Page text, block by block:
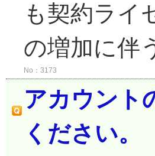
も契約ライ
の増加に伴
No：3173
アカウント
ください。